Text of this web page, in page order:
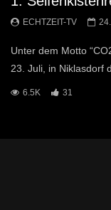
ECHTZEIT-TV
Unter dem Motto
23. Juli, in Niklasdorf
6.5K 31